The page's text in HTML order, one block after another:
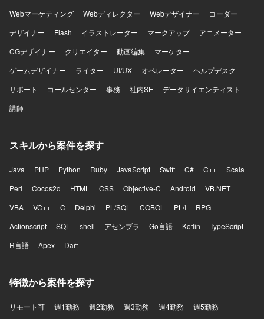
Webマーケティング
Webディレクター Webデザイナー
コーダー
デザイナー
Flash イラストレーター マークアップ
アニメーター
CGデザイナー
クリエイター 動画編集
マーケター
ゲームデザイナー
ライター UI/UX オペレーター
ヘルプデスク
サポート
コールセンター 事務 社内SE
データサイエンティスト
講師
スキルから案件を探す
Java PHP Python Ruby JavaScript Swift C# C++
Scala
Perl
Cocos2d HTML CSS Objective-C Android
VB.NET
VBA
VC++ C Delphi PL/SQL COBOL PL/I
RPG
Actionscript
SQL shell アセンブラ Go言語 Kotlin
TypeScript
R言語
Apex Dart
特徴から案件を探す
リモート可 週1勤務 週2勤務 週3勤務 週4勤務 週5勤務